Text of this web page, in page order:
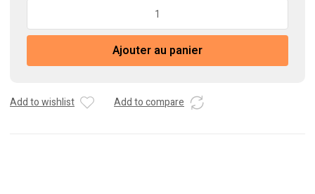
1,300 د.م..
est :
930 د.م..
VARTA
12V
330A
Ajouter au panier
Add to wishlist Add to compare